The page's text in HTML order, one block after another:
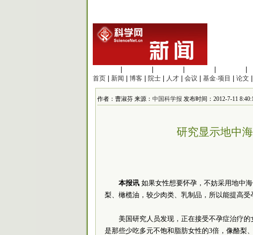
首页
新闻 博客 院士 人才 会议 基金·项目 论文
作者：曹淑芬 来源： 中国科学报 发布时间：2012-7-11
研究显示地中
本报讯 如果女性想要怀孕，不妨采用地中
梨、橄榄油，较少肉类、乳制品，所以能提高受
美国研究人员发现，正在接受不孕症治疗
是那些少吃多元不饱和脂肪女性的3倍，像酪梨